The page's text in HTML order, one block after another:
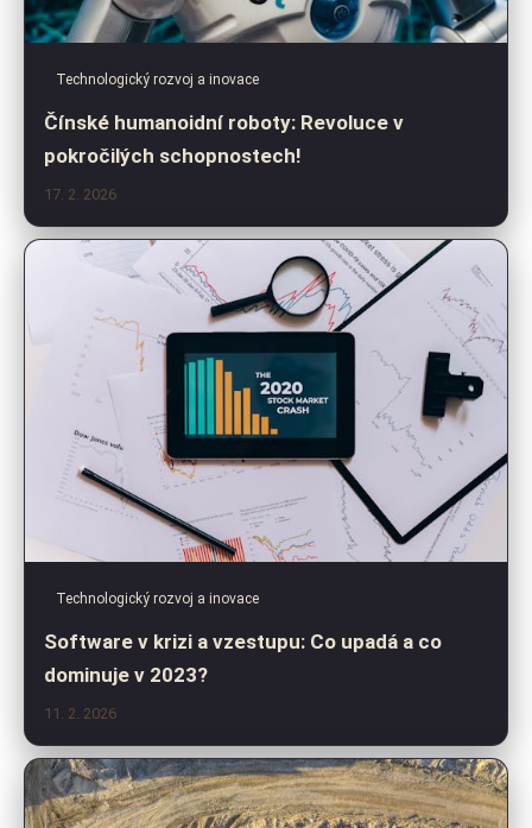
Technologický rozvoj a inovace
Čínské humanoidní roboty: Revoluce v
pokročilých schopnostech!
17. 2. 2026
Technologický rozvoj a inovace
Software v krizi a vzestupu: Co upadá a co
dominuje v 2023?
11. 2. 2026